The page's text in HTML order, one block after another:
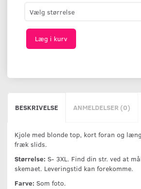
Læg i kurv
BESKRIVELSE ANMELDELSER (0)
Kjole med blonde top, kort foran og
fræk slids.
Størrelse: S- 3XL. Find din str. ved at
skemaet. Leveringstid kan forekomme.
Farve: Som foto.